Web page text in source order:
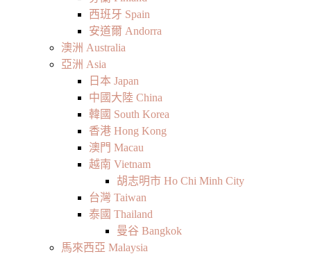
西班牙 Spain
安道爾 Andorra
澳洲 Australia
亞洲 Asia
日本 Japan
中國大陸 China
韓國 South Korea
香港 Hong Kong
澳門 Macau
越南 Vietnam
胡志明市 Ho Chi Minh City
台灣 Taiwan
泰國 Thailand
曼谷 Bangkok
馬來西亞 Malaysia